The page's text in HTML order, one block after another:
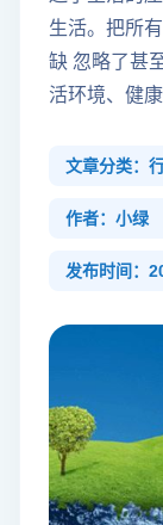
生活。把所
缺 忽略了甚
活环境、健
文章分类：
作者：小绿
发布时间：